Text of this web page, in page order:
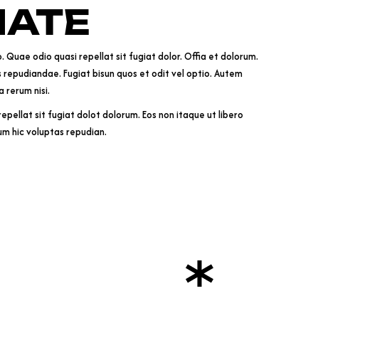
Quae odio quasi repellat sit fugiat dolor. Offia et dolorum.
Fugiat bisun quos et odit vel optio. Autem
rerum nisi.
sit fugiat dolot dolorum. Eos non itaque ut libero
hic voluptas repudian.